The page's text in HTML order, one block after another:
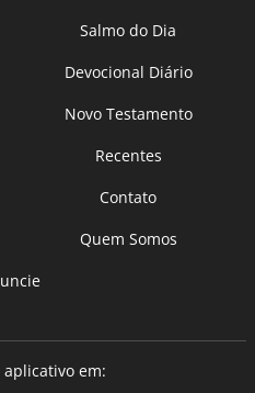
Salmo do Dia
Devocional Diário
Novo Testamento
Recentes
Contato
Quem Somos
aplicativo em: